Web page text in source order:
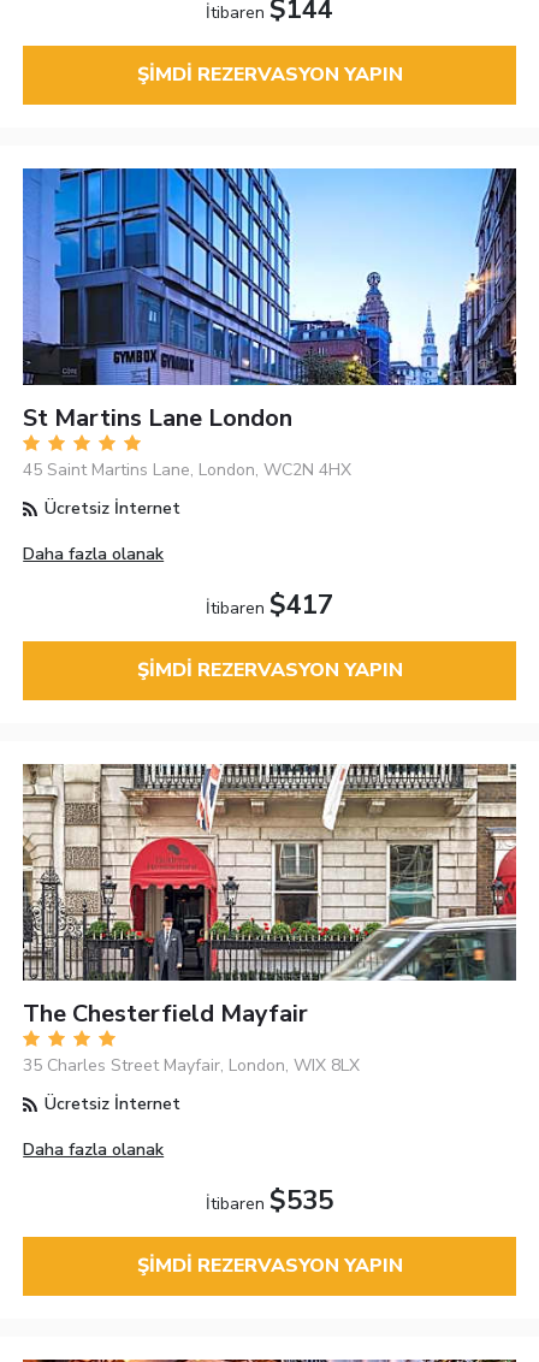
İtibaren $144
ŞIMDI REZERVASYON YAPIN
St Martins Lane London
45 Saint Martins Lane, London, WC2N 4HX
Ücretsiz İnternet
Daha fazla olanak
İtibaren $417
ŞIMDI REZERVASYON YAPIN
The Chesterfield Mayfair
35 Charles Street Mayfair, London, WIX 8LX
Ücretsiz İnternet
Daha fazla olanak
İtibaren $535
ŞIMDI REZERVASYON YAPIN